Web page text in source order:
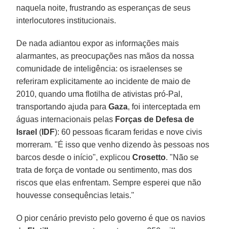
naquela noite, frustrando as esperanças de seus
interlocutores institucionais.
De nada adiantou expor as informações mais
alarmantes, as preocupações nas mãos da nossa
comunidade de inteligência: os israelenses se
referiram explicitamente ao incidente de maio de
2010, quando uma flotilha de ativistas pró-Pal,
transportando ajuda paraGaza, foi interceptada em
águas internacionais pelas Forças de Defesa de
Israel ( IDF): 60 pessoas ficaram feridas e nove civis
morreram. "É isso que venho dizendo às pessoas nos
barcos desde o início", explicouCrosetto. "Não se
trata de força de vontade ou sentimento, mas dos
riscos que elas enfrentam. Sempre esperei que não
houvesse consequências letais."
O pior cenário previsto pelo governo é que os navios